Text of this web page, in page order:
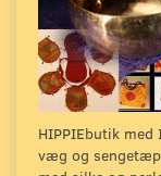
HIPPIEbutik
væg og